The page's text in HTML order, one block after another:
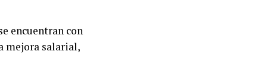
encuentran con
mejora salarial,